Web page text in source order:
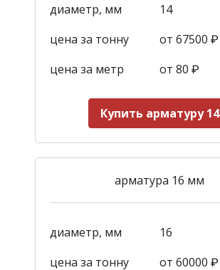
диаметр, мм
14
цена за тонну
от 67500 ₽
цена за метр
от 80 ₽
Купить арматуру 14
арматура 16 мм
диаметр, мм
16
цена за тонну
от 60000 ₽